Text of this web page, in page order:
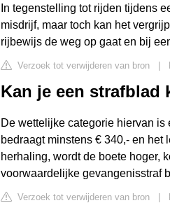
In tegenstelling tot rijden tijdens
misdrijf, maar toch kan het
rijbewijs de weg op gaat en bij
Verzoek tot verwijderen van bron
Kan je een
De wettelijke categorie hiervan
bedraagt minstens € 340,- en het
herhaling, wordt de boete hoger,
voorwaardelijke gevangenisstraf
Verzoek tot verwijderen van bron